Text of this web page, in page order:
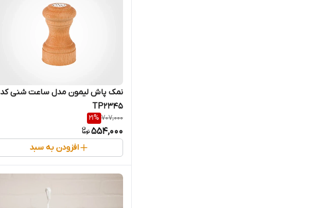
نمک پاش لیمون مدل ساعت شنی کد
TP2345
707,000
21%
554,000
افزودن به سبد